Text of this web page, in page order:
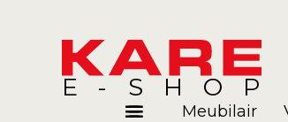
E-SHOP
Meubilair